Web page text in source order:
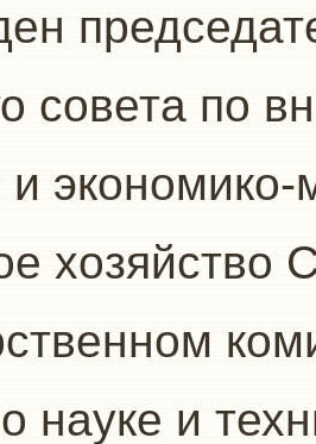
совета по
и
хозяйство
науке и